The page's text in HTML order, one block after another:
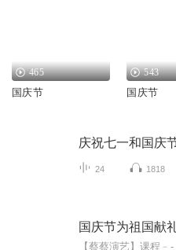
465
国庆节
543
国庆节
庆祝七一和国庆
24 1818
国庆节为祖国献